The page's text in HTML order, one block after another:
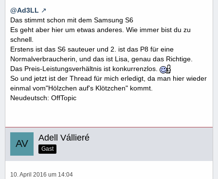
@Ad3LL
Das stimmt schon mit dem Samsung S6
Es geht aber hier um etwas anderes. Wie immer bist du zu
schnell.
Erstens ist das S6 sauteuer und 2. ist das P8 für eine
Normalverbraucherin, und das ist Lisa, genau das Richtige.
Das Preis-Leistungsverhältnis ist konkurrenzlos.
So und jetzt ist der Thread für mich erledigt, da man hier wieder
einmal vom"Hölzchen auf's Klötzchen" kommt.
Neudeutsch: OffTopic
Adell Vállieré
Gast
10. April 2016 um 14:04